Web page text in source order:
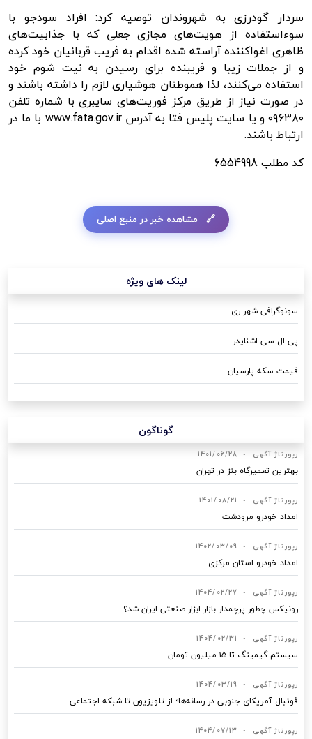
سردار گودرزی به شهروندان توصیه کرد: افراد سودجو با
سوءاستفاده از هویت‌های مجازی جعلی که با جذابیت‌های
ظاهری اغواکننده آراسته شده اقدام به فریب قربانیان خود کرده
و از جملات زیبا و فریبنده برای رسیدن به نیت شوم خود
استفاده می‌کنند، لذا هموطنان هوشیاری لازم را داشته باشند و
در صورت نیاز از طریق مرکز فوریت‌های سایبری با شماره تلفن
۰۹۶۳۸۰ و یا سایت پلیس فتا به آدرس www.fata.gov.ir با ما در
ارتباط باشند.
کد مطلب6554998
مشاهده خبر در منبع اصلی
لینک های ویژه
سونوگرافی شهر ری
پی ال سی اشنایدر
قیمت سکه پارسیان
گوناگون
رپورتاژ آگهی •
1401/06/28
بهترین تعمیرگاه بنز در تهران
رپورتاژ آگهی •
1401/08/21
امداد خودرو مرودشت
رپورتاژ آگهی •
1402/03/09
امداد خودرو استان مرکزی
رپورتاژ آگهی •
1404/02/27
رونیکس چطور پرچمدار بازار ابزار صنعتی ایران شد؟
رپورتاژ آگهی •
1404/02/31
سیستم گیمینگ تا ۱۵ میلیون تومان
رپورتاژ آگهی •
1404/03/19
فوتبال آمریکای جنوبی در رسانه‌ها؛ از تلویزیون تا شبکه اجتماعی
رپورتاژ آگهی •
1404/07/13